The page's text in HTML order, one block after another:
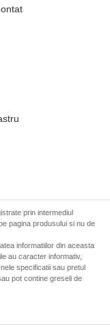
prin intermediul
pagina produsului si nu de
informatiilor din aceasta
au caracter informativ,
specificatii sau pretul
pot contine greseli de